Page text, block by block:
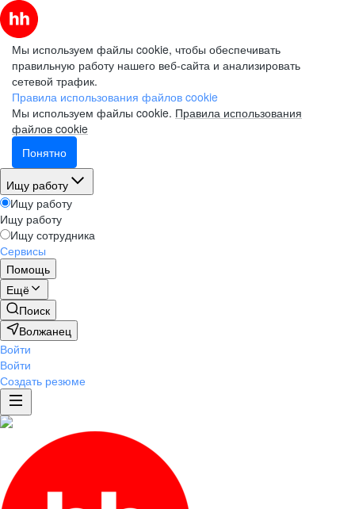
Мы используем файлы cookie, чтобы обеспечивать
правильную работу нашего веб-сайта и анализировать
сетевой трафик.
Правила использования файлов cookie
Мы используем файлы cookie. Правила использования
файлов cookie
Понятно
Ищу работу
Ищу работу
Ищу работу
Ищу сотрудника
Сервисы
Помощь
Ещё
Поиск
Волжанец
Войти
Войти
Создать резюме